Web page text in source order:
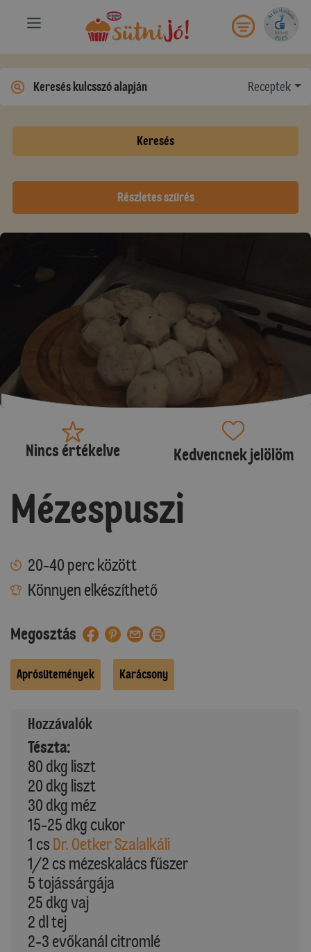
Receptek
Keresés
Részletes szűrés
Nincs értékelve Kedvencnek jelölöm
Mézespuszi
20-40 perc között
Könnyen elkészíthető
Megosztás
Aprósütemények Karácsony
Hozzávalók
Tészta:
80 dkg liszt
20 dkg liszt
30 dkg méz
15-25 dkg cukor
1 cs Dr. Oetker Szalalkáli
1/2 cs mézeskalács fűszer
5 tojássárgája
25 dkg vaj
2 dl tej
2-3 evőkanál citromlé